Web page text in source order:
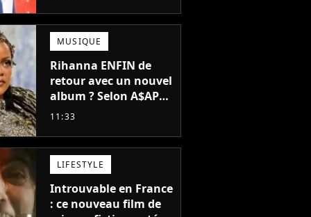
propre série
MUSIQUE
Rihanna ENFIN de
retour avec un nouvel
album ? Selon A$AP
Rocky, "c'est du
11:33
LIFESTYLE
Introuvable en France
: ce nouveau film de